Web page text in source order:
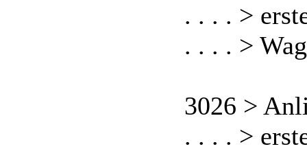
. . . . >
. . . . >
3026 >
. . . . >